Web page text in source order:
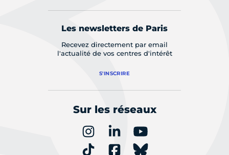
Les newsletters de Paris
Recevez directement par email
l'actualité de vos centres d'intérêt
S'INSCRIRE
Sur les réseaux